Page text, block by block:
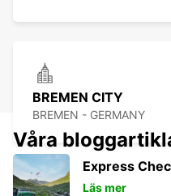
BREMEN CITY
BREMEN - GERMANY
Våra
Express
Läs mer